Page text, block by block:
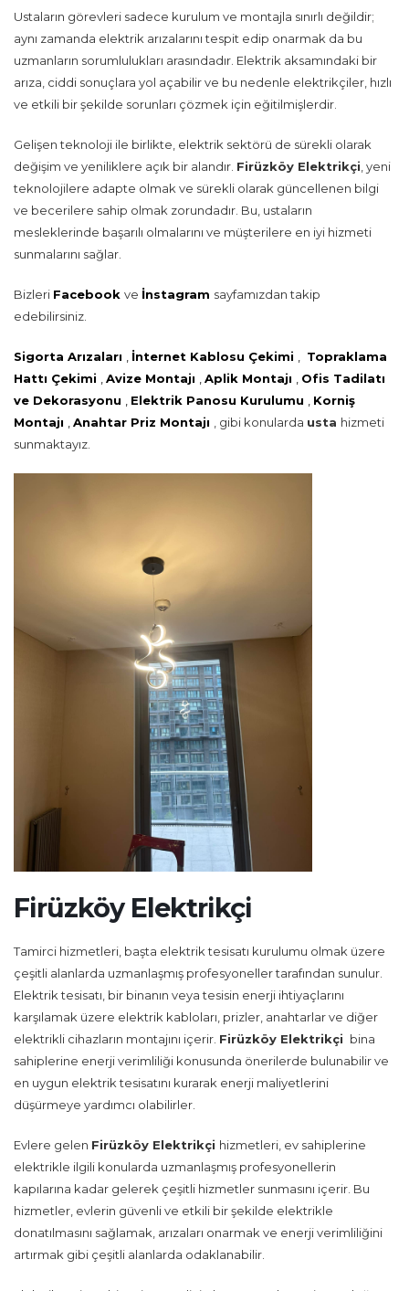
Ustaların görevleri sadece kurulum ve montajla sınırlı değildir;
aynı zamanda elektrik arızalarını tespit edip onarmak da bu
uzmanların sorumlulukları arasındadır. Elektrik aksamındaki bir
arıza, ciddi sonuçlara yol açabilir ve bu nedenle elektrikçiler, hızlı
ve etkili bir şekilde sorunları çözmek için eğitilmişlerdir.
Gelişen teknoloji ile birlikte, elektrik sektörü de sürekli olarak
değişim ve yeniliklere açık bir alandır. Firüzköy Elektrikçi , yeni
teknolojilere adapte olmak ve sürekli olarak güncellenen bilgi
ve becerilere sahip olmak zorundadır. Bu, ustaların
mesleklerinde başarılı olmalarını ve müşterilere en iyi hizmeti
sunmalarını sağlar.
Bizleri Facebook ve İnstagram sayfamızdan takip
edebilirsiniz.
Sigorta Arızaları İnternet Kablosu Çekimi
Topraklama
Hattı Çekimi
Avize Montajı Aplik Montajı
Ofis Tadilatı
ve Dekorasyonu
Elektrik Panosu Kurulumu
Korniş
Montajı
Anahtar Priz Montajı , gibi konularda usta hizmeti
sunmaktayız.
Firüzköy Elektrikçi
Tamirci hizmetleri, başta elektrik tesisatı kurulumu olmak üzere
çeşitli alanlarda uzmanlaşmış profesyoneller tarafından sunulur.
Elektrik tesisatı, bir binanın veya tesisin enerji ihtiyaçlarını
karşılamak üzere elektrik kabloları, prizler, anahtarlar ve diğer
elektrikli cihazların montajını içerir. Firüzköy Elektrikçi bina
sahiplerine enerji verimliliği konusunda önerilerde bulunabilir ve
en uygun elektrik tesisatını kurarak enerji maliyetlerini
düşürmeye yardımcı olabilirler.
Evlere gelen Firüzköy Elektrikçi hizmetleri, ev sahiplerine
elektrikle ilgili konularda uzmanlaşmış profesyonellerin
kapılarına kadar gelerek çeşitli hizmetler sunmasını içerir. Bu
hizmetler, evlerin güvenli ve etkili bir şekilde elektrikle
donatılmasını sağlamak, arızaları onarmak ve enerji verimliliğini
artırmak gibi çeşitli alanlarda odaklanabilir.